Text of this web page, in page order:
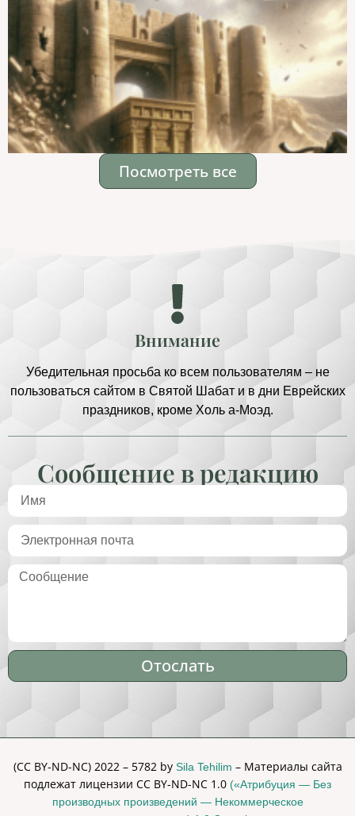
Посмотреть все
Внимание
Убедительная просьба ко всем пользователям – не
пользоваться сайтом в Святой Шабат и в дни Еврейских
праздников, кроме Холь а-Моэд.
Сообщение в редакцию
Отослать
(CC BY-ND-NC) 2022 – 5782 by Sila Tehilim – Материалы сайта
подлежат лицензии CC BY-ND-NC 1.0 («Атрибуция — Без
производных произведений — Некоммерческое